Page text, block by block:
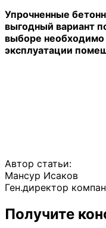
Упрочненные
выгодный вариант
выборе необходимо
эксплуатации
Автор статьи:
Мансур Исаков
Ген.директор
Получите